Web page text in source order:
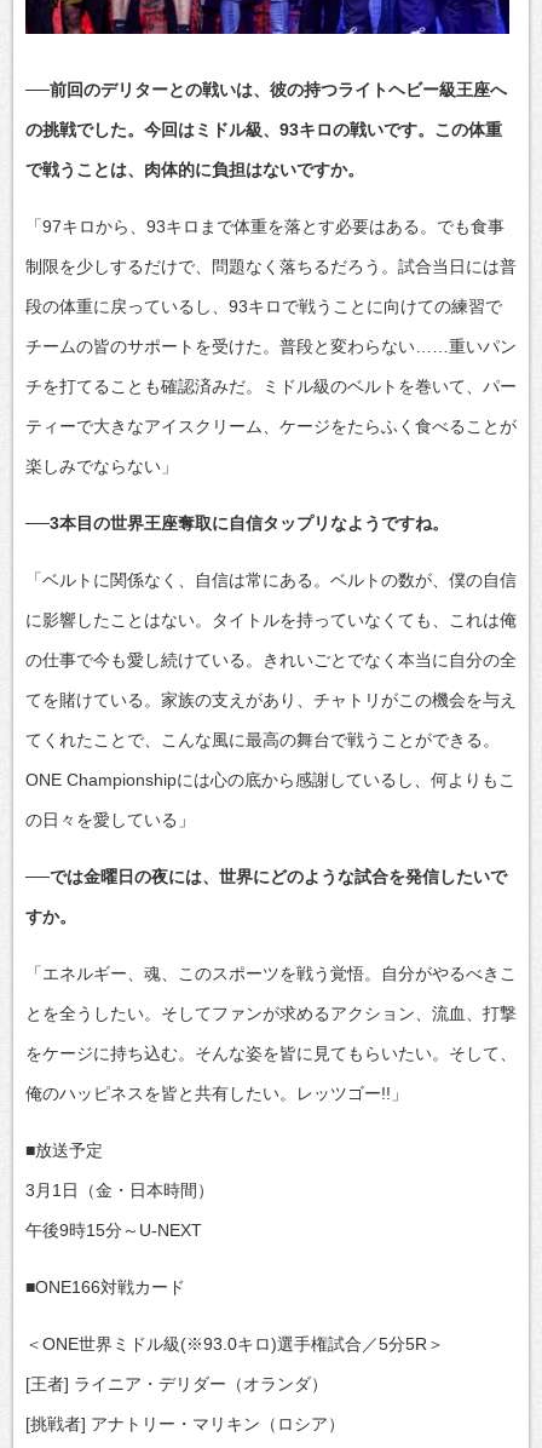
──前回のデリターとの戦いは、彼の持つライトヘビー級王座へ
の挑戦でした。今回はミドル級、93キロの戦いです。この体重
で戦うことは、肉体的に負担はないですか。
「97キロから、93キロまで体重を落とす必要はある。でも食事
制限を少しするだけで、問題なく落ちるだろう。試合当日には普
段の体重に戻っているし、93キロで戦うことに向けての練習で
チームの皆のサポートを受けた。普段と変わらない……重いパン
チを打てることも確認済みだ。ミドル級のベルトを巻いて、パー
ティーで大きなアイスクリーム、ケージをたらふく食べることが
楽しみでならない」
──3本目の世界王座奪取に自信タップリなようですね。
「ベルトに関係なく、自信は常にある。ベルトの数が、僕の自信
に影響したことはない。タイトルを持っていなくても、これは俺
の仕事で今も愛し続けている。きれいごとでなく本当に自分の全
てを賭けている。家族の支えがあり、チャトリがこの機会を与え
てくれたことで、こんな風に最高の舞台で戦うことができる。
ONE Championshipには心の底から感謝しているし、何よりもこ
の日々を愛している」
──では金曜日の夜には、世界にどのような試合を発信したいで
すか。
「エネルギー、魂、このスポーツを戦う覚悟。自分がやるべきこ
とを全うしたい。そしてファンが求めるアクション、流血、打撃
をケージに持ち込む。そんな姿を皆に見てもらいたい。そして、
俺のハッピネスを皆と共有したい。レッツゴー!!」
■放送予定
3月1日（金・日本時間）
午後9時15分～U-NEXT
■ONE166対戦カード
＜ONE世界ミドル級(※93.0キロ)選手権試合／5分5R＞
[王者] ライニア・デリダー（オランダ）
[挑戦者] アナトリー・マリキン（ロシア）